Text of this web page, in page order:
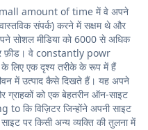
amount of time में वे अपने
संपर्क) करने में सक्षम थे और
सोशल मीडिया को 6000 से अधिक
फ़ीड। वे constantly powr
के लिए एक दृश्य तरीके के रूप में हैं
में उत्पाद कैसे दिखते हैं। यह अपने
ग्राहकों को एक बेहतरीन ऑन-साइट
कि विज़िटर जिन्होंने अपनी साइट
पर किसी अन्य व्यक्ति की तुलना में